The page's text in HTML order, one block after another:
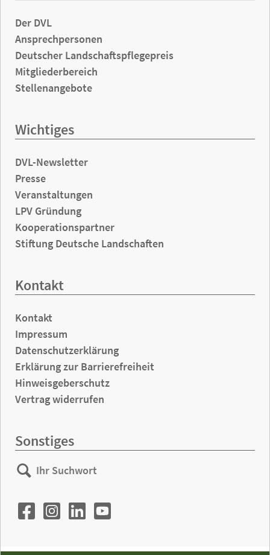
Der DVL
Ansprechpersonen
Deutscher Landschaftspflegepreis
Mitgliederbereich
Stellenangebote
Wichtiges
DVL-Newsletter
Presse
Veranstaltungen
LPV Gründung
Kooperationspartner
Stiftung Deutsche Landschaften
Kontakt
Kontakt
Impressum
Datenschutzerklärung
Erklärung zur Barrierefreiheit
Hinweisgeberschutz
Vertrag widerrufen
Sonstiges
Ihr
Suchwort
Suchen